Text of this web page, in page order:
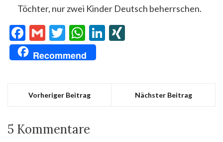
Töchter, nur zwei Kinder Deutsch beherrschen.
Facebook
GmailTwitter
WhatsApp
LinkedIn
Recommend
Vorheriger Beitrag Nächster Beitrag
5 Kommentare